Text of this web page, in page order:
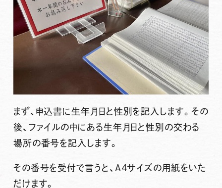
まず、申込書に生年月日と性別を記入します。その
後、ファイルの中にある生年月日と性別の交わる
場所の番号を記入します。
その番号を受付で言うと、A４サイズの用紙をいた
だけます。